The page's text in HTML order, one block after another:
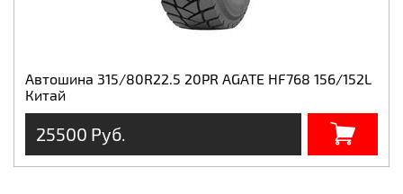
Автошина 315/80R22.5 20PR AGATE HF768 156/152L
Китай
25500 Руб.